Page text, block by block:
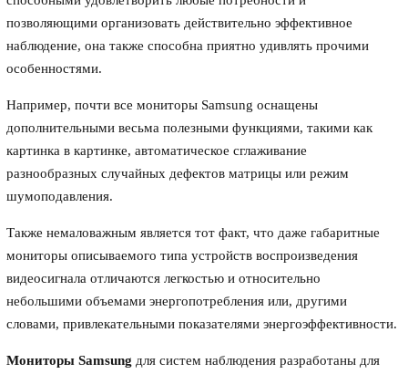
позволяющими организовать действительно эффективное
наблюдение, она также способна приятно удивлять прочими
особенностями.
Например, почти все мониторы Samsung оснащены
дополнительными весьма полезными функциями, такими как
картинка в картинке, автоматическое сглаживание
разнообразных случайных дефектов матрицы или режим
шумоподавления.
Также немаловажным является тот факт, что даже габаритные
мониторы описываемого типа устройств воспроизведения
видеосигнала отличаются легкостью и относительно
небольшими объемами энергопотребления или, другими
словами, привлекательными показателями энергоэффективности.
Мониторы Samsung для систем наблюдения разработаны для